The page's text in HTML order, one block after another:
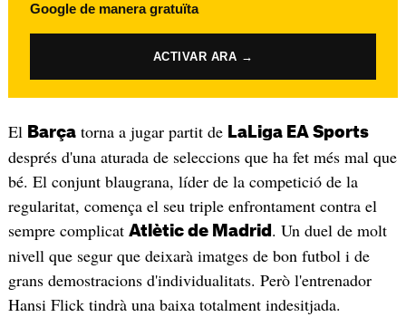
Google de manera gratuïta
ACTIVAR ARA →
El Barçatorna a jugar partit de LaLiga EA Sports
després d'una aturada de seleccions que ha fet més mal que
bé. El conjunt blaugrana, líder de la competició de la
regularitat, comença el seu triple enfrontament contra el
sempre complicat Atlètic de Madrid . Un duel de molt
nivell que segur que deixarà imatges de bon futbol i de
grans demostracions d'individualitats. Però l'entrenador
Hansi Flick tindrà una baixa totalment indesitjada.